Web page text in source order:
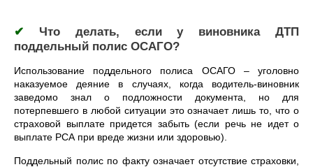
✔ Что делать, если у виновника ДТП
поддельный полис ОСАГО?
Использование поддельного полиса ОСАГО – уголовно
наказуемое деяние в случаях, когда водитель-виновник
заведомо знал о подложности документа, но для
потерпевшего в любой ситуации это означает лишь то, что о
страховой выплате придется забыть (если речь не идет о
выплате РСА при вреде жизни или здоровью).
Поддельный полис по факту означает отсутствие страховки,